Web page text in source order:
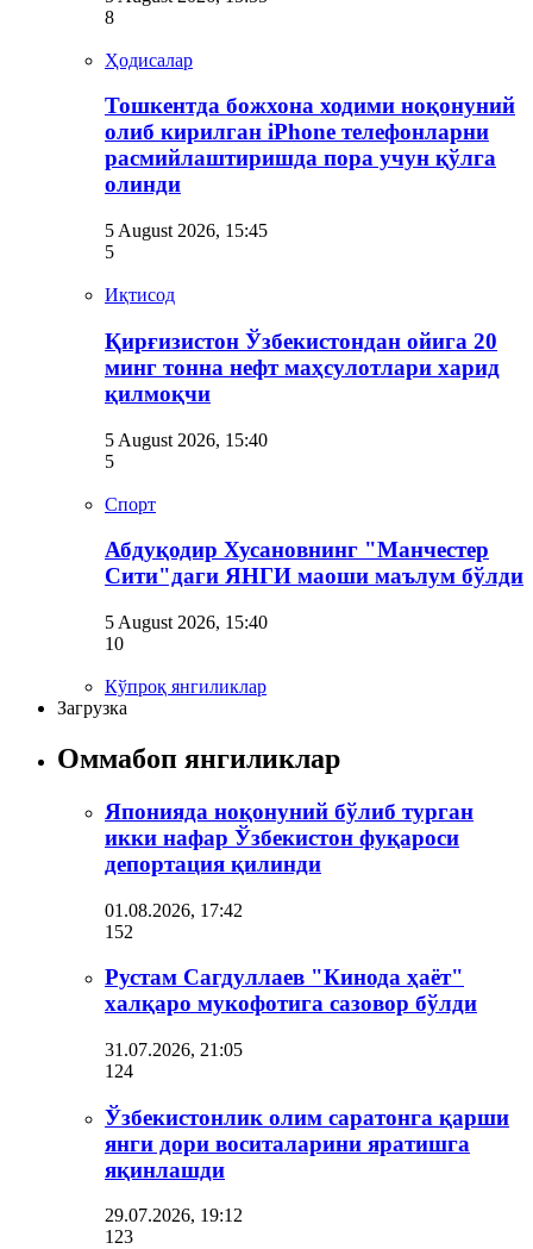
8
Ҳодисалар
Тошкентда божхона ходими ноқонуний
олиб кирилган iPhone телефонларни
расмийлаштиришда пора учун қўлга
олинди
5 August 2026, 15:45
5
Иқтисод
Қирғизистон Ўзбекистондан ойига 20
минг тонна нефт маҳсулотлари харид
қилмоқчи
5 August 2026, 15:40
5
Спорт
Абдуқодир Хусановнинг "Манчестер
Сити"даги ЯНГИ маоши маълум бўлди
5 August 2026, 15:40
10
Кўпроқ янгиликлар
Загрузка
Оммабоп янгиликлар
Японияда ноқонуний бўлиб турган
икки нафар Ўзбекистон фуқароси
депортация қилинди
01.08.2026, 17:42
152
Рустам Сагдуллаев "Кинода ҳаёт"
халқаро мукофотига сазовор бўлди
31.07.2026, 21:05
124
Ўзбекистонлик олим саратонга қарши
янги дори воситаларини яратишга
яқинлашди
29.07.2026, 19:12
123